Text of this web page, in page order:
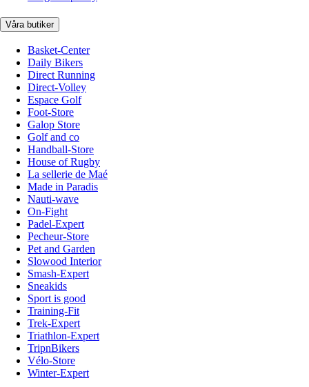
Våra butiker
Basket-Center
Daily Bikers
Direct Running
Direct-Volley
Espace Golf
Foot-Store
Galop Store
Golf and co
Handball-Store
House of Rugby
La sellerie de Maé
Made in Paradis
Nauti-wave
On-Fight
Padel-Expert
Pecheur-Store
Pet and Garden
Slowood Interior
Smash-Expert
Sneakids
Sport is good
Training-Fit
Trek-Expert
Triathlon-Expert
TripnBikers
Vélo-Store
Winter-Expert